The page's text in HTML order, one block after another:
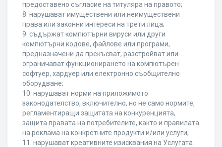
предоставено съгласие на титуляра на правото;
8. нарушават имуществени или неимуществени
права или законни интереси на трети лица;
9. съдържат компютърни вируси или други
компютърни кодове, файлове или програми,
предназначени да прекъсват, разстройват или
ограничават функционирането на компютърен
софтуер, хардуер или електронно съобщително
оборудване;
10. нарушават норми на приложимото
законодателство, включително, но не само нормите,
регламентиращи защитата на конкуренцията,
защита правата на потребителите, както и правилата
на реклама на конкретните продукти и/или услуги;
11. нарушават креативните изисквания на Услугата